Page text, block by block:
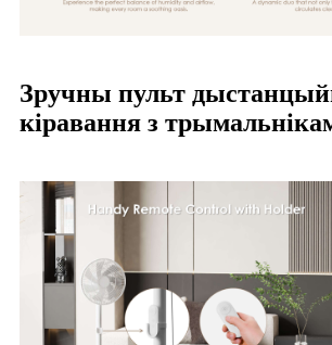
Зручны пульт
кіравання з